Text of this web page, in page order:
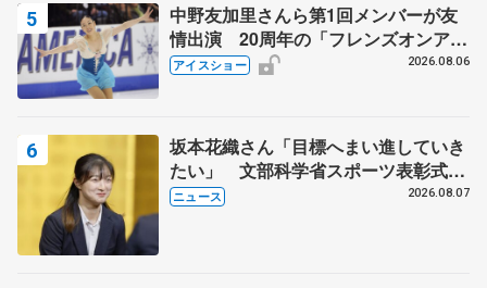
中野友加里さんら第1回メンバーが友
情出演 20周年の「フレンズオンアイ
ス」 宮本賢二さん、有川梨絵さん、
アイスショー 2026.08.06
坂本花織さん「目標へまい進していき
たい」 文部科学省スポーツ表彰式で
代表謝辞
ニュース 2026.08.07